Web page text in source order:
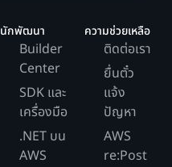
นักพัฒนา
Builder
Center
SDK และ
เครื่องมือ
.NET บน
AWS
ความช่วยเหลือ
ติดต่อเรา
ยื่นตั๋ว
แจ้ง
ปัญหา
AWS
re:Post